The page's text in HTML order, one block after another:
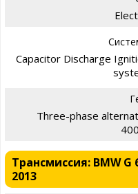
Capacitor Discharge
Three-phase
Трансмиссия: BMW G
2013